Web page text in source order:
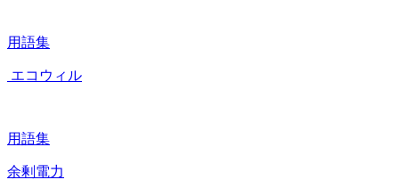
用語集
エコウィル
用語集
余剰電力